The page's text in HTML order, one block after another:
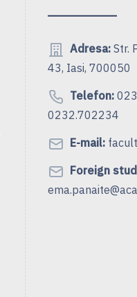
Adresa:Str.
43, Iasi, 700050
Telefon:0232.232337, 0232.702192,
0232.702234
E-mail:
Foreign